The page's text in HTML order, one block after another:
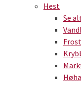
Hest
Se